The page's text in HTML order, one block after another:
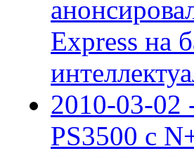
Express на
2010-03-02
PS3500 с